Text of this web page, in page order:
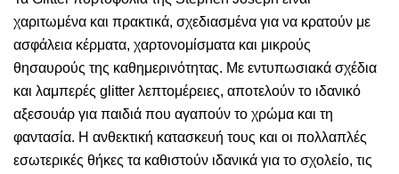
χαριτωμένα και πρακτικά, σχεδιασμένα για να κρατούν με
ασφάλεια κέρματα, χαρτονομίσματα και μικρούς
θησαυρούς της καθημερινότητας. Με εντυπωσιακά σχέδια
και λαμπερές glitter λεπτομέρειες, αποτελούν το ιδανικό
αξεσουάρ για παιδιά που αγαπούν το χρώμα και τη
φαντασία. Η ανθεκτική κατασκευή τους και οι πολλαπλές
εσωτερικές θήκες τα καθιστούν ιδανικά για το σχολείο, τις